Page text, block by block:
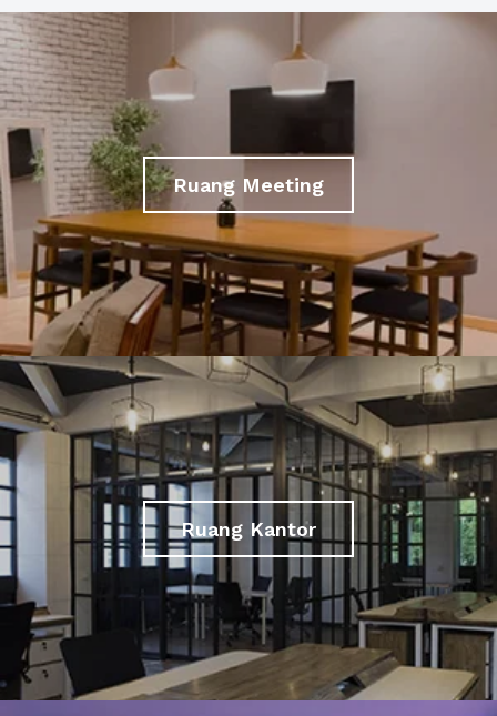
Ruang Meeting
Ruang Kantor